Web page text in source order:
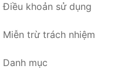
Điều khoản sử dụng
Miễn trừ trách nhiệm
Danh mục